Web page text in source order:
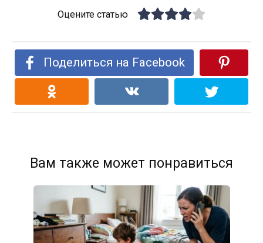
Оцените статью
Поделиться на Facebook
Вам также может понравиться